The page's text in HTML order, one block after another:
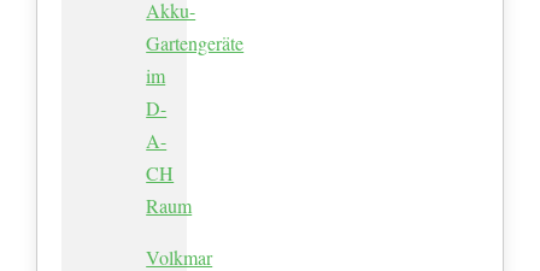
Akku-
Gartengeräte
im
D-
A-
CH
Raum
Volkmar